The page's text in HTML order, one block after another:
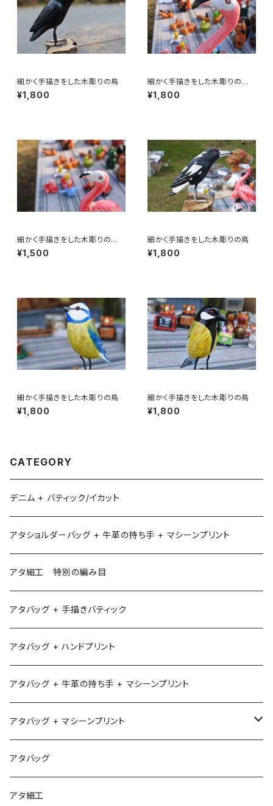
細かく手描きをした木彫りの鳥
¥1,800
細かく手描きをした木彫りの
鳥 フラミンゴ 30㎝
¥1,800
細かく手描きをした木彫りの
鳥 フラミンゴ 20㎝
¥1,500
細かく手描きをした木彫りの鳥
¥1,800
細かく手描きをした木彫りの鳥
¥1,800
細かく手描きをした木彫りの鳥
¥1,800
CATEGORY
デニム + バティック/イカット
アタショルダーバッグ + 牛革の持ち手 + マシーンプリント
アタ細工 特別の編み目
アタバッグ + 手描きバティック
アタバッグ + ハンドプリント
アタバッグ + 牛革の持ち手 + マシーンプリント
アタバッグ + マシーンプリント
1
2
アタバッグ
アタ細工